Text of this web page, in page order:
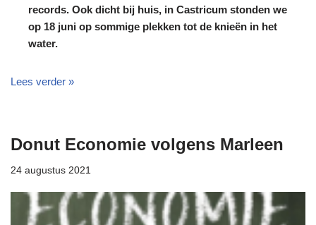
records. Ook dicht bij huis, in Castricum stonden we
op 18 juni op sommige plekken tot de knieën in het
water.
Lees verder »
Donut Economie volgens Marleen
24 augustus 2021